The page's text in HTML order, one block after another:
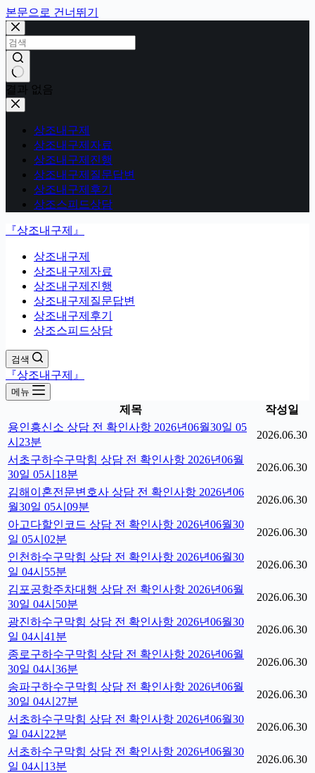
본문으로 건너뛰기
결과 없음
상조내구제
상조내구제자료
상조내구제진행
상조내구제질문답변
상조내구제후기
상조스피드상담
『상조내구제』
상조내구제
상조내구제자료
상조내구제진행
상조내구제질문답변
상조내구제후기
상조스피드상담
검색
『상조내구제』
메뉴
제목
작성일
용인흥신소 상담 전 확인사항 2026년06월30일 05
시23분
2026.06.30
서초구하수구막힘 상담 전 확인사항 2026년06월
30일 05시18분
2026.06.30
김해이혼전문변호사 상담 전 확인사항 2026년06
월30일 05시09분
2026.06.30
아고다할인코드 상담 전 확인사항 2026년06월30
일 05시02분
2026.06.30
인천하수구막힘 상담 전 확인사항 2026년06월30
일 04시55분
2026.06.30
김포공항주차대행 상담 전 확인사항 2026년06월
30일 04시50분
2026.06.30
광진하수구막힘 상담 전 확인사항 2026년06월30
일 04시41분
2026.06.30
종로구하수구막힘 상담 전 확인사항 2026년06월
30일 04시36분
2026.06.30
송파구하수구막힘 상담 전 확인사항 2026년06월
30일 04시27분
2026.06.30
서초하수구막힘 상담 전 확인사항 2026년06월30
일 04시22분
2026.06.30
서초하수구막힘 상담 전 확인사항 2026년06월30
일 04시13분
2026.06.30